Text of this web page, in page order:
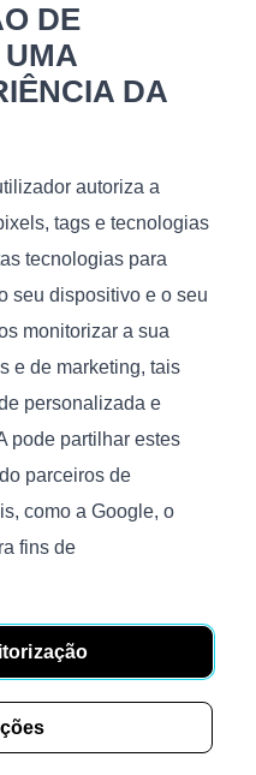
cm
DE
DA
autoriza a
tags e tecnologias
tecnologias para
seu dispositivo e o seu
monitorizar a sua
e de marketing, tais
personalizada e
pode partilhar estes
parceiros de
como a Google, o
fins de